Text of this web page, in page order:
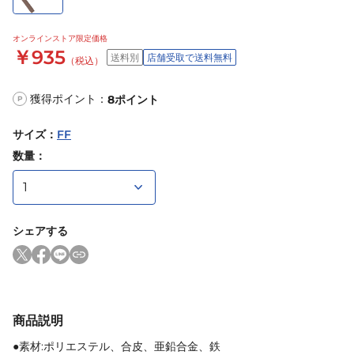
オンラインストア限定価格
￥935 （税込） 送料別 店舗受取で送料無料
P 獲得ポイント： 8ポイント
サイズ： FF
数量：
シェアする
商品説明
●素材:ポリエステル、合皮、亜鉛合金、鉄